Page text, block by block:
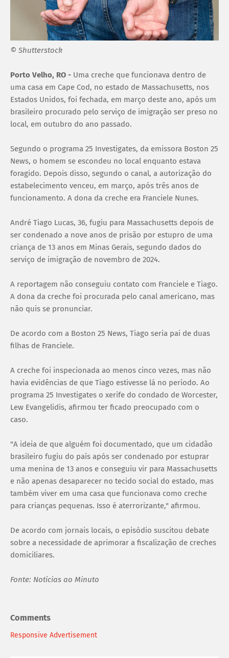
© Shutterstock
Porto Velho, RO - Uma creche que funcionava dentro de
uma casa em Cape Cod, no estado de Massachusetts, nos
Estados Unidos, foi fechada, em março deste ano, após um
brasileiro procurado pelo serviço de imigração ser preso no
local, em outubro do ano passado.
Segundo o programa 25 Investigates, da emissora Boston 25
News, o homem se escondeu no local enquanto estava
foragido. Depois disso, segundo o canal, a autorização do
estabelecimento venceu, em março, após três anos de
funcionamento. A dona da creche era Franciele Nunes.
André Tiago Lucas, 36, fugiu para Massachusetts depois de
ser condenado a nove anos de prisão por estupro de uma
criança de 13 anos em Minas Gerais, segundo dados do
serviço de imigração de novembro de 2024.
A reportagem não conseguiu contato com Franciele e Tiago.
A dona da creche foi procurada pelo canal americano, mas
não quis se pronunciar.
De acordo com a Boston 25 News, Tiago seria pai de duas
filhas de Franciele.
A creche foi inspecionada ao menos cinco vezes, mas não
havia evidências de que Tiago estivesse lá no período. Ao
programa 25 Investigates o xerife do condado de Worcester,
Lew Evangelidis, afirmou ter ficado preocupado com o
caso.
"A ideia de que alguém foi documentado, que um cidadão
brasileiro fugiu do país após ser condenado por estuprar
uma menina de 13 anos e conseguiu vir para Massachusetts
e não apenas desaparecer no tecido social do estado, mas
também viver em uma casa que funcionava como creche
para crianças pequenas. Isso é aterrorizante," afirmou.
De acordo com jornais locais, o episódio suscitou debate
sobre a necessidade de aprimorar a fiscalização de creches
domiciliares.
Fonte: Notícias ao Minuto
Comments
Responsive Advertisement